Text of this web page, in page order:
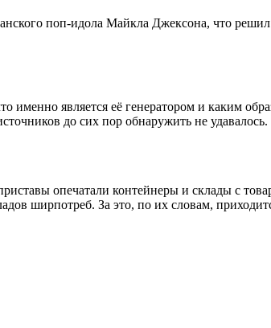
поп-идола Майкла Джексона, что
является её генератором и каким
до сих пор обнаружить не удавалось.
опечатали контейнеры и склады с
ширпотреб. За это, по их словам,